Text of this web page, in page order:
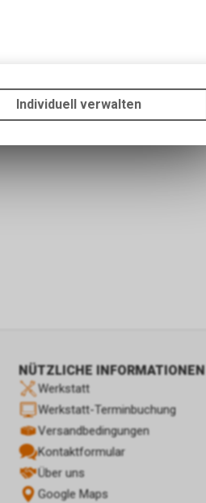
NÜTZLICHE INFORMATIONEN
Werkstatt
Werkstatt-Terminbuchung
Versandbedingungen
Kontaktformular
Über uns
Google Maps
unseres Online-Angebots, wie die
Bitte beachten Sie, dass die
Individuell verwalten